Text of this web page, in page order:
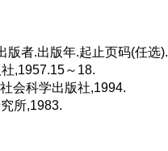
者.出版年.起止页码(任选).
,1957.15～18.
会科学出版社,1994.
所,1983.